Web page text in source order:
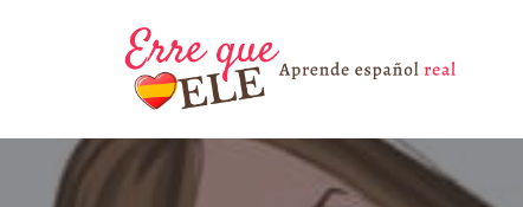
contenido